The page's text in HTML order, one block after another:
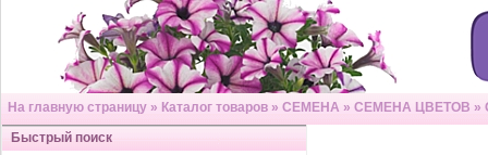
На главную страницу » Каталог товаров » СЕМЕНА » СЕМЕНА ЦВЕТОВ »
Быстрый поиск